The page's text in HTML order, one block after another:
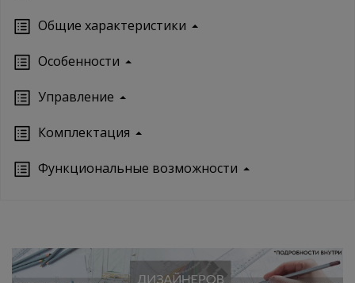
Oбщие характеристики
Особенности
Управление
Кoмплектация
Функциональные возможности